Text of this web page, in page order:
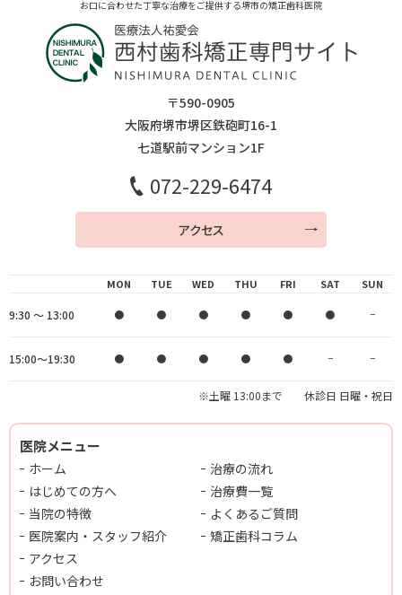
お口に合わせた丁寧な治療をご提供する堺市の矯正歯科医院
〒590-0905
大阪府堺市堺区鉄砲町16-1
七道駅前マンション1F
072-229-6474
アクセス
MON TUE WED THU FRI SAT SUN
※土曜 13:00まで 休診日 日曜・祝日
9:30 ～ 13:00 ● ● ● ● ● ● −
15:00～19:30 ● ● ● ● ● − −
医院メニュー
ホーム
はじめての方へ
当院の特徴
医院案内・スタッフ紹介
治療の流れ
治療費一覧
よくあるご質問
矯正歯科コラム
アクセス
お問い合わせ